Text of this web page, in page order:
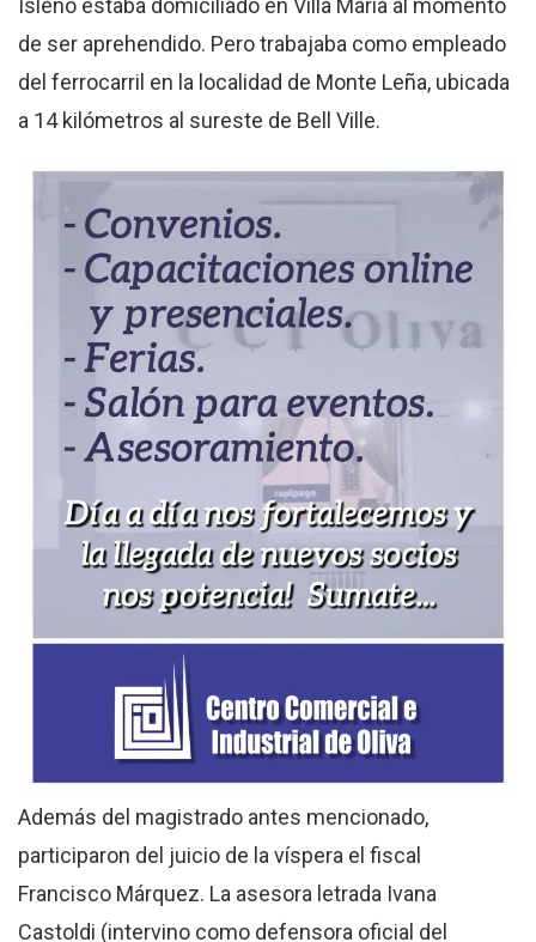
de ser aprehendido. Pero trabajaba como empleado
del ferrocarril en la localidad de Monte Leña, ubicada
a 14 kilómetros al sureste de Bell Ville.
Además del magistrado antes mencionado,
participaron del juicio de la víspera el fiscal
Francisco Márquez. La asesora letrada Ivana
Castoldi (intervino como defensora oficial del